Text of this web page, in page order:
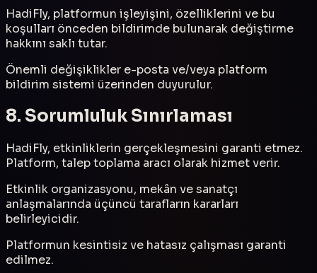
HadiFly, platformun işleyişini, özelliklerini ve bu
koşulları önceden bildirimde bulunarak değiştirme
hakkını saklı tutar.
Önemli değişiklikler e-posta ve/veya platform
bildirim sistemi üzerinden duyurulur.
8. Sorumluluk Sınırlaması
HadiFly, etkinliklerin gerçekleşmesini garanti etmez.
Platform, talep toplama aracı olarak hizmet verir.
Etkinlik organizasyonu, mekân ve sanatçı
anlaşmalarında üçüncü tarafların kararları
belirleyicidir.
Platformun kesintisiz ve hatasız çalışması garanti
edilmez.